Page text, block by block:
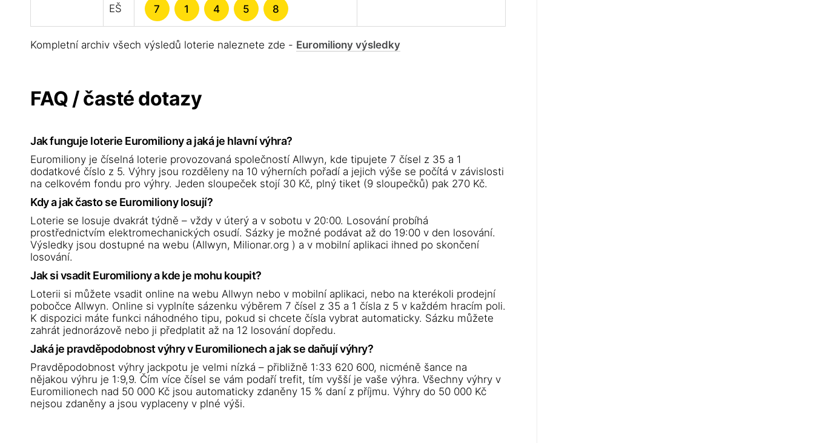
EŠ 7 1 4 5 8
Kompletní archiv všech výsledů loterie naleznete zde - Euromiliony výsledky
FAQ / časté dotazy
Jak funguje loterie Euromiliony a jaká je hlavní výhra?
Euromiliony je číselná loterie provozovaná společností Allwyn, kde tipujete 7 čísel z 35 a 1
dodatkové číslo z 5. Výhry jsou rozděleny na 10 výherních pořadí a jejich výše se počítá v závislosti
na celkovém fondu pro výhry. Jeden sloupeček stojí 30 Kč, plný tiket (9 sloupečků) pak 270 Kč.
Kdy a jak často se Euromiliony losují?
Loterie se losuje dvakrát týdně – vždy v úterý a v sobotu v 20:00. Losování probíhá
prostřednictvím elektromechanických osudí. Sázky je možné podávat až do 19:00 v den losování.
Výsledky jsou dostupné na webu (Allwyn, Milionar.org ) a v mobilní aplikaci ihned po skončení
losování.
Jak si vsadit Euromiliony a kde je mohu koupit?
Loterii si můžete vsadit online na webu Allwyn nebo v mobilní aplikaci, nebo na kterékoli prodejní
pobočce Allwyn. Online si vyplníte sázenku výběrem 7 čísel z 35 a 1 čísla z 5 v každém hracím poli.
K dispozici máte funkci náhodného tipu, pokud si chcete čísla vybrat automaticky. Sázku můžete
zahrát jednorázově nebo ji předplatit až na 12 losování dopředu.
Jaká je pravděpodobnost výhry v Euromilionech a jak se daňují výhry?
Pravděpodobnost výhry jackpotu je velmi nízká – přibližně 1:33 620 600, nicméně šance na
nějakou výhru je 1:9,9. Čím více čísel se vám podaří trefit, tím vyšší je vaše výhra. Všechny výhry v
Euromilionech nad 50 000 Kč jsou automaticky zdaněny 15 % daní z příjmu. Výhry do 50 000 Kč
nejsou zdaněny a jsou vyplaceny v plné výši.